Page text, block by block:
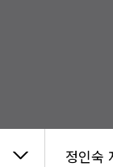
정인숙